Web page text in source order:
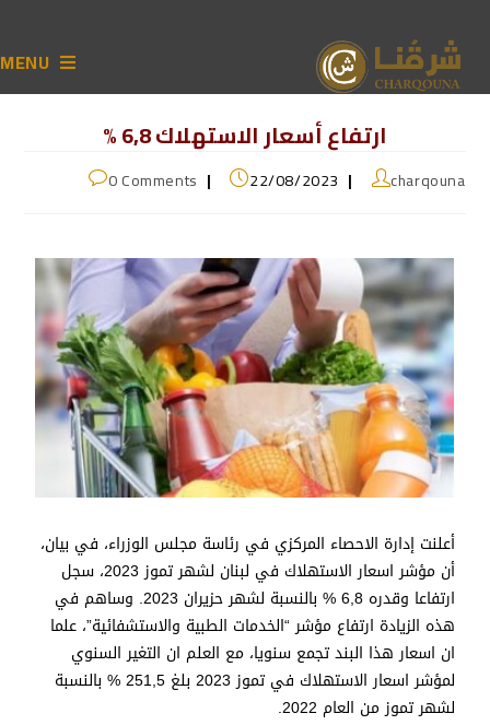
MENU
ارتفاع أسعار الاستهلاك 6,8 %
charqouna
22/08/2023
0 Comments
أعلنت إدارة الاحصاء المركزي في رئاسة مجلس الوزراء، في بيان،
أن مؤشر اسعار الاستهلاك في لبنان لشهر تموز 2023، سجل
ارتفاعا وقدره 6,8 % بالنسبة لشهر حزيران 2023. وساهم في
هذه الزيادة ارتفاع مؤشر “الخدمات الطبية والاستشفائية”، علما
ان اسعار هذا البند تجمع سنويا، مع العلم ان التغير السنوي
لمؤشر اسعار الاستهلاك في تموز 2023 بلغ 251,5 % بالنسبة
لشهر تموز من العام 2022.